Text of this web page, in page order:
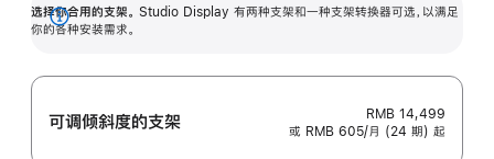
选择你合用的支架。 Studio Display 有两种支架和一种支架转换器可选，以满足
你的各种安装需求。
展
可调倾斜度的支架
RMB 14,499
或 RMB 605/月 (24 期) 起